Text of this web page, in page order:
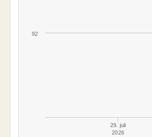
29. juli
2026
92